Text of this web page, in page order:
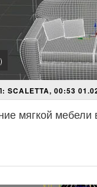
00:53
мягкой мебели